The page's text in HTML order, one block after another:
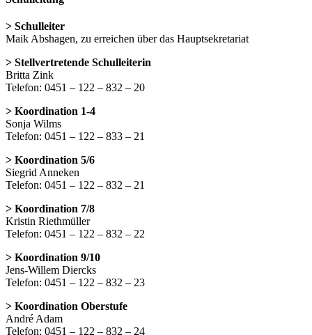
> Schulleiter
Maik Abshagen, zu erreichen über das Hauptsekretariat
> Stellvertretende Schulleiterin
Britta Zink
Telefon: 0451 – 122 – 832 – 20
> Koordination 1-4
Sonja Wilms
Telefon: 0451 – 122 – 833 – 21
> Koordination 5/6
Siegrid Anneken
Telefon: 0451 – 122 – 832 – 21
> Koordination 7/8
Kristin Riethmüller
Telefon: 0451 – 122 – 832 – 22
> Koordination 9/10
Jens-Willem Diercks
Telefon: 0451 – 122 – 832 – 23
> Koordination Oberstufe
André Adam
Telefon: 0451 – 122 – 832 – 24